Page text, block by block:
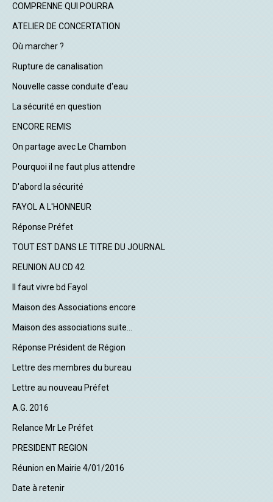
COMPRENNE QUI POURRA
ATELIER DE CONCERTATION
Où marcher ?
Rupture de canalisation
Nouvelle casse conduite d'eau
La sécurité en question
ENCORE REMIS
On partage avec Le Chambon
Pourquoi il ne faut plus attendre
D'abord la sécurité
FAYOL A L'HONNEUR
Réponse Préfet
TOUT EST DANS LE TITRE DU JOURNAL
REUNION AU CD 42
Il faut vivre bd Fayol
Maison des Associations encore
Maison des associations suite...
Réponse Président de Région
Lettre des membres du bureau
Lettre au nouveau Préfet
A.G. 2016
Relance Mr Le Préfet
PRESIDENT REGION
Réunion en Mairie 4/01/2016
Date à retenir